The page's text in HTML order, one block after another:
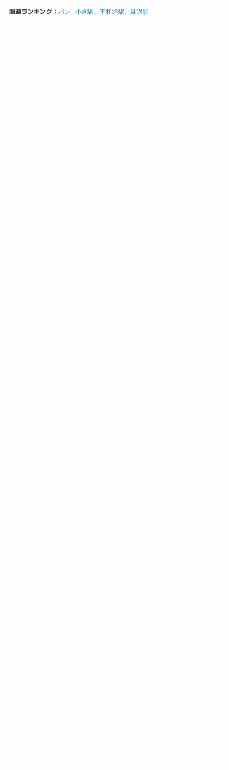
関連ランキング： パン | 小倉駅 平和通駅 旦過駅